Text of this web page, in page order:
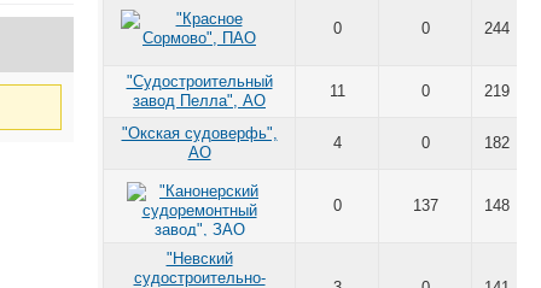
0 0 244
"Судостроительный
завод Пелла", АО
11 0 219
"Окская судоверфь",
АО
4 0 182
0 137 148
"Невский
судостроительно-